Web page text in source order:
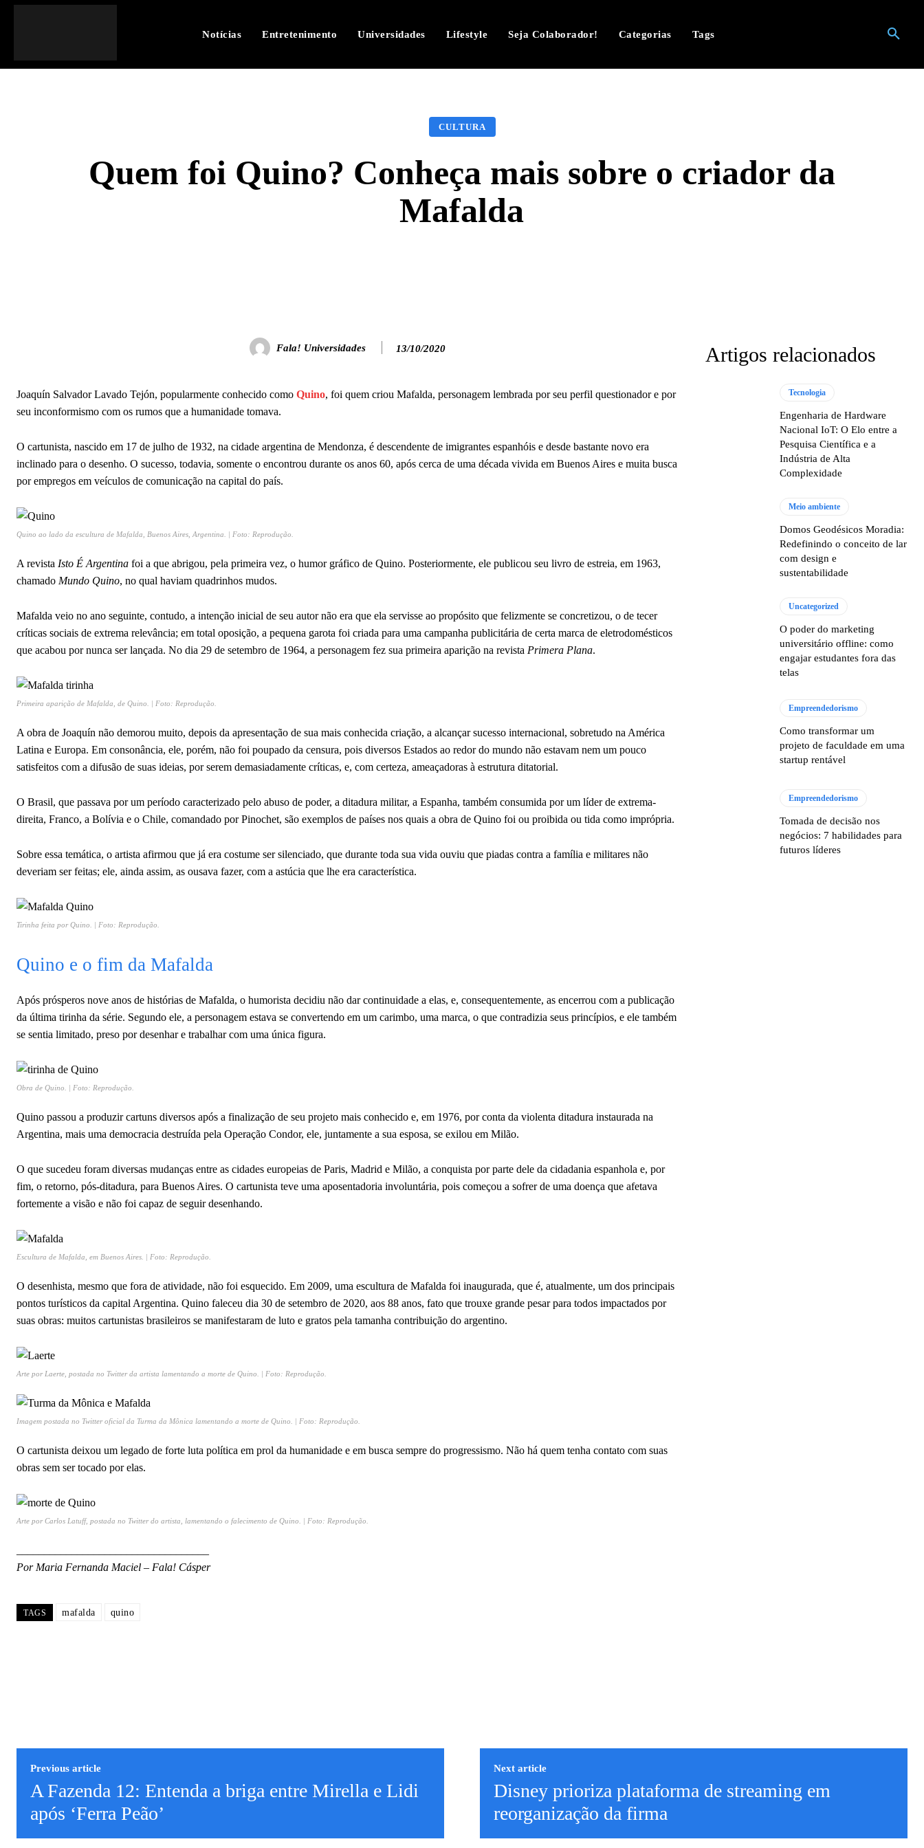
Notícias Entretenimento Universidades Lifestyle Seja Colaborador! Categorias Tags
CULTURA
Quem foi Quino? Conheça mais sobre o criador da
Mafalda
Fala! Universidades 13/10/2020
Joaquín Salvador Lavado Tejón, popularmente conhecido como Quino, foi quem criou Mafalda, personagem lembrada por seu perfil questionador e por
seu inconformismo com os rumos que a humanidade tomava.
O cartunista, nascido em 17 de julho de 1932, na cidade argentina de Mendonza, é descendente de imigrantes espanhóis e desde bastante novo era
inclinado para o desenho. O sucesso, todavia, somente o encontrou durante os anos 60, após cerca de uma década vivida em Buenos Aires e muita busca
por empregos em veículos de comunicação na capital do país.
Quino ao lado da escultura de Mafalda, Buenos Aires, Argentina. | Foto: Reprodução.
A revista Isto É Argentina foi a que abrigou, pela primeira vez, o humor gráfico de Quino. Posteriormente, ele publicou seu livro de estreia, em 1963,
chamado Mundo Quino, no qual haviam quadrinhos mudos.
Mafalda veio no ano seguinte, contudo, a intenção inicial de seu autor não era que ela servisse ao propósito que felizmente se concretizou, o de tecer
críticas sociais de extrema relevância; em total oposição, a pequena garota foi criada para uma campanha publicitária de certa marca de eletrodomésticos
que acabou por nunca ser lançada. No dia 29 de setembro de 1964, a personagem fez sua primeira aparição na revista Primera Plana.
Primeira aparição de Mafalda, de Quino. | Foto: Reprodução.
A obra de Joaquín não demorou muito, depois da apresentação de sua mais conhecida criação, a alcançar sucesso internacional, sobretudo na América
Latina e Europa. Em consonância, ele, porém, não foi poupado da censura, pois diversos Estados ao redor do mundo não estavam nem um pouco
satisfeitos com a difusão de suas ideias, por serem demasiadamente críticas, e, com certeza, ameaçadoras à estrutura ditatorial.
O Brasil, que passava por um período caracterizado pelo abuso de poder, a ditadura militar, a Espanha, também consumida por um líder de extrema-
direita, Franco, a Bolívia e o Chile, comandado por Pinochet, são exemplos de países nos quais a obra de Quino foi ou proibida ou tida como imprópria.
Sobre essa temática, o artista afirmou que já era costume ser silenciado, que durante toda sua vida ouviu que piadas contra a família e militares não
deveriam ser feitas; ele, ainda assim, as ousava fazer, com a astúcia que lhe era característica.
Tirinha feita por Quino. | Foto: Reprodução.
Quino e o fim da Mafalda
Após prósperos nove anos de histórias de Mafalda, o humorista decidiu não dar continuidade a elas, e, consequentemente, as encerrou com a publicação
da última tirinha da série. Segundo ele, a personagem estava se convertendo em um carimbo, uma marca, o que contradizia seus princípios, e ele também
se sentia limitado, preso por desenhar e trabalhar com uma única figura.
Obra de Quino. | Foto: Reprodução.
Quino passou a produzir cartuns diversos após a finalização de seu projeto mais conhecido e, em 1976, por conta da violenta ditadura instaurada na
Argentina, mais uma democracia destruída pela Operação Condor, ele, juntamente a sua esposa, se exilou em Milão.
O que sucedeu foram diversas mudanças entre as cidades europeias de Paris, Madrid e Milão, a conquista por parte dele da cidadania espanhola e, por
fim, o retorno, pós-ditadura, para Buenos Aires. O cartunista teve uma aposentadoria involuntária, pois começou a sofrer de uma doença que afetava
fortemente a visão e não foi capaz de seguir desenhando.
Escultura de Mafalda, em Buenos Aires. | Foto: Reprodução.
O desenhista, mesmo que fora de atividade, não foi esquecido. Em 2009, uma escultura de Mafalda foi inaugurada, que é, atualmente, um dos principais
pontos turísticos da capital Argentina. Quino faleceu dia 30 de setembro de 2020, aos 88 anos, fato que trouxe grande pesar para todos impactados por
suas obras: muitos cartunistas brasileiros se manifestaram de luto e gratos pela tamanha contribuição do argentino.
Arte por Laerte, postada no Twitter da artista lamentando a morte de Quino. | Foto: Reprodução.
Imagem postada no Twitter oficial da Turma da Mônica lamentando a morte de Quino. | Foto: Reprodução.
O cartunista deixou um legado de forte luta política em prol da humanidade e em busca sempre do progressismo. Não há quem tenha contato com suas
obras sem ser tocado por elas.
Arte por Carlos Latuff, postada no Twitter do artista, lamentando o falecimento de Quino. | Foto: Reprodução.
Por Maria Fernanda Maciel – Fala! Cásper
TAGS mafalda quino
Artigos relacionados
Tecnologia
Engenharia de Hardware
Nacional IoT: O Elo entre a
Pesquisa Científica e a
Indústria de Alta
Complexidade
Meio ambiente
Domos Geodésicos Moradia:
Redefinindo o conceito de lar
com design e
sustentabilidade
Uncategorized
O poder do marketing
universitário offline: como
engajar estudantes fora das
telas
Empreendedorismo
Como transformar um
projeto de faculdade em uma
startup rentável
Empreendedorismo
Tomada de decisão nos
negócios: 7 habilidades para
futuros líderes
Previous article
A Fazenda 12: Entenda a briga entre Mirella e Lidi
após ‘Ferra Peão’
Next article
Disney prioriza plataforma de streaming em
reorganização da firma